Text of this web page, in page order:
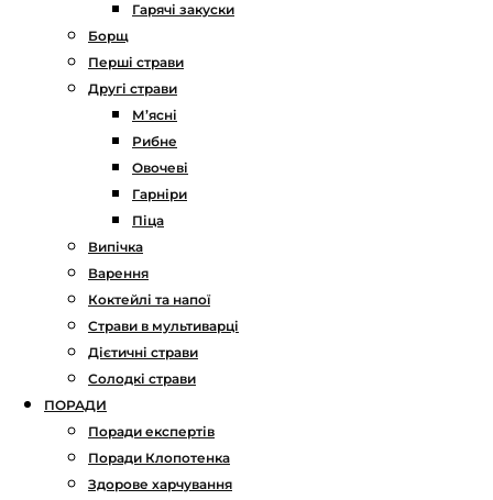
Гарячі закуски
Борщ
Перші страви
Другі страви
М’ясні
Рибне
Овочеві
Гарніри
Піца
Випічка
Варення
Коктейлі та напої
Страви в мультиварці
Дієтичні страви
Солодкі страви
ПОРАДИ
Поради експертів
Поради Клопотенка
Здорове харчування